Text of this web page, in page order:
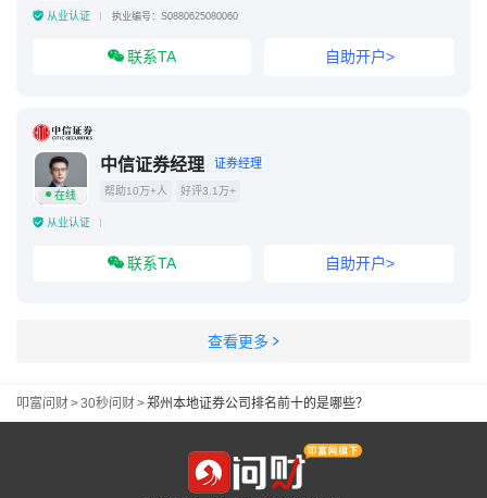
从业认证 执业编号：S0880625080060
联系TA 自助开户>
在线
中信证券经理 证券经理
帮助10万+人 好评3.1万+
从业认证
联系TA 自助开户>
查看更多
叩富问财>30秒问财>郑州本地证券公司排名前十的是哪些？